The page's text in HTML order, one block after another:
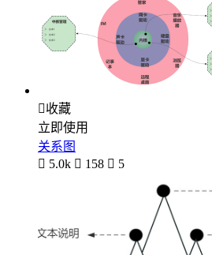
收藏
立即使用
关系图
 5.0k  158  5